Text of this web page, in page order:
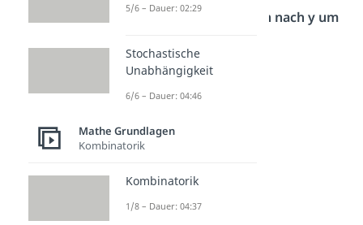
Stelle die Funktionen nach y um
II:2x + 4y – 8 = 5
5/6 – Dauer: 02:29
Stochastische
Unabhängigkeit
6/6 – Dauer: 04:46
Mathe Grundlagen
Kombinatorik
Kombinatorik
1/8 – Dauer: 04:37